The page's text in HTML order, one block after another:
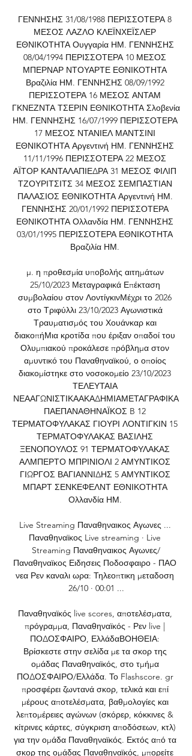
ΓΕΝΝΗΣΗΣ 31/08/1988 ΠΕΡΙΣΣΟΤΕΡΑ 8
ΜΕΣΟΣ ΛΑΖΛΟ ΚΛΕΪΝΧΕΪΣΛΕΡ
ΕΘΝΙΚΟΤΗΤΑ Ουγγαρία ΗΜ. ΓΕΝΝΗΣΗΣ
08/04/1994 ΠΕΡΙΣΣΟΤΕΡΑ 10 ΜΕΣΟΣ
ΜΠΕΡΝΑΡ ΝΤΟΥΑΡΤΕ ΕΘΝΙΚΟΤΗΤΑ
Βραζιλία ΗΜ. ΓΕΝΝΗΣΗΣ 08/09/1992
ΠΕΡΙΣΣΟΤΕΡΑ 16 ΜΕΣΟΣ ΑΝΤΑΜ
ΓΚΝΕΖΝΤΑ ΤΣΕΡΙΝ ΕΘΝΙΚΟΤΗΤΑ Σλοβενία
ΗΜ. ΓΕΝΝΗΣΗΣ 16/07/1999 ΠΕΡΙΣΣΟΤΕΡΑ
17 ΜΕΣΟΣ ΝΤΑΝΙΕΛ ΜΑΝΤΣΙΝΙ
ΕΘΝΙΚΟΤΗΤΑ Αργεντινή ΗΜ. ΓΕΝΝΗΣΗΣ
11/11/1996 ΠΕΡΙΣΣΟΤΕΡΑ 22 ΜΕΣΟΣ
ΑΪΤΟΡ ΚΑΝΤΑΛΑΠΙΕΔΡΑ 31 ΜΕΣΟΣ ΦΙΛΙΠ
ΤΖΟΥΡΙΤΣΙΤΣ 34 ΜΕΣΟΣ ΣΕΜΠΑΣΤΙΑΝ
ΠΑΛΑΣΙΟΣ ΕΘΝΙΚΟΤΗΤΑ Αργεντινή ΗΜ.
ΓΕΝΝΗΣΗΣ 20/01/1992 ΠΕΡΙΣΣΟΤΕΡΑ
ΕΘΝΙΚΟΤΗΤΑ Ολλανδία ΗΜ. ΓΕΝΝΗΣΗΣ
03/01/1995 ΠΕΡΙΣΣΟΤΕΡΑ ΕΘΝΙΚΟΤΗΤΑ
Βραζιλία ΗΜ.
μ. η προθεσμία υποβολής αιτημάτων
25/10/2023 Μεταγραφικά Επέκταση
συμβολαίου στον ΛοντίγκινΜέχρι το 2026
στο Τριφύλλι 23/10/2023 Αγωνιστικά
Τραυματισμός του Χουάνκαρ και
διακοπήΜια κροτίδα που έριξαν οπαδοί του
Ολυμπιακού προκάλεσε πρόβλημα στον
αμυντικό του Παναθηναϊκού, ο οποίος
διακομίστηκε στο νοσοκομείο 23/10/2023
ΤΕΛΕΥΤΑΙΑ
ΝΕΑΑΓΩΝΙΣΤΙΚΑΑΚΑΔΗΜΙΑΜΕΤΑΓΡΑΦΙΚΑ
ΠΑΕΠΑΝΑΘΗΝΑΪΚΟΣ B 12
ΤΕΡΜΑΤΟΦΥΛΑΚΑΣ ΓΙΟΥΡΙ ΛΟΝΤΙΓΚΙΝ 15
ΤΕΡΜΑΤΟΦΥΛΑΚΑΣ ΒΑΣΙΛΗΣ
ΞΕΝΟΠΟΥΛΟΣ 91 ΤΕΡΜΑΤΟΦΥΛΑΚΑΣ
ΑΛΜΠΕΡΤΟ ΜΠΡΙΝΙΟΛΙ 2 ΑΜΥΝΤΙΚΟΣ
ΓΙΩΡΓΟΣ ΒΑΓΙΑΝΝΙΔΗΣ 5 ΑΜΥΝΤΙΚΟΣ
ΜΠΑΡΤ ΣΕΝΚΕΦΕΛΝΤ ΕΘΝΙΚΟΤΗΤΑ
Ολλανδία ΗΜ.
Live Streaming Παναθηναικος Αγωνες ...
Παναθηναϊκος Live streaming · Live
Streaming Παναθηναικος Αγωνες/
Παναθηναϊκος Ειδησεις Ποδοσφαιρο - ΠΑΟ
νεα Ρεν καναλι ωρα: Τηλεοπτικη μεταδοση
26/10 · 00:01 ...
Παναθηναϊκός live scores, αποτελέσματα,
πρόγραμμα, Παναθηναϊκός - Ρεν live |
ΠΟΔΟΣΦΑΙΡΟ, ΕλλάδαΒΟΗΘΕΙΑ:
Βρίσκεστε στην σελίδα με τα σκορ της
ομάδας Παναθηναϊκός, στο τμήμα
ΠΟΔΟΣΦΑΙΡΟ/Ελλάδα. Το Flashscore. gr
προσφέρει ζωντανά σκορ, τελικά και επί
μέρους αποτελέσματα, βαθμολογίες και
λεπτομέρειες αγώνων (σκόρερ, κόκκινες &
κίτρινες κάρτες, σύγκριση αποδόσεων, κτλ)
για την ομάδα Παναθηναϊκός. Εκτός από τα
σκορ της ομάδας Παναθηναϊκός, μπορείτε